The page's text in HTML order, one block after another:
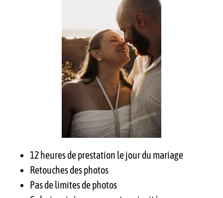
12 heures de prestation le jour du mariage
Retouches des photos
Pas de limites de photos